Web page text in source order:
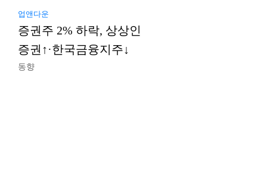
업앤다운
증권주 2% 하락, 상상인
증권↑·한국금융지주↓
동향